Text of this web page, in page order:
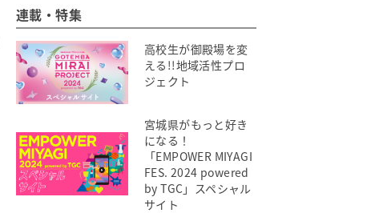
連載・特集
高校生が御殿場を変
える!!地域活性プロ
ジェクト
宮城県がもっと好き
になる！
「EMPOWER MIYAGI
FES. 2024 powered
by TGC」スペシャル
サイト